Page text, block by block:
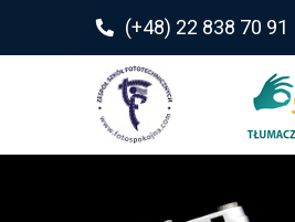
(+48) 22 838 70 91